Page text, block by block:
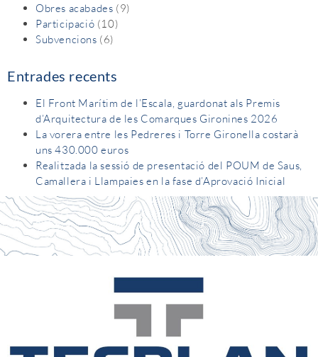
Obres acabades (9)
Participació (10)
Subvencions (6)
Entrades recents
El Front Marítim de l’Escala, guardonat als Premis
d’Arquitectura de les Comarques Gironines 2026
La vorera entre les Pedreres i Torre Gironella costarà
uns 430.000 euros
Realitzada la sessió de presentació del POUM de Saus,
Camallera i Llampaies en la fase d’Aprovació Inicial